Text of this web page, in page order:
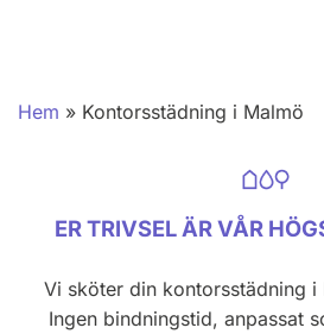
Hem » Kontorsstädning i Malmö
ER TRIVSEL ÄR VÅR
Vi sköter din kontorsstädning i
Ingen bindningstid, anpassat